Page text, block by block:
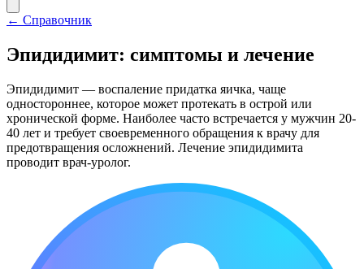
← Справочник
Эпидидимит: симптомы и лечение
Эпидидимит — воспаление придатка яичка, чаще
одностороннее, которое может протекать в острой или
хронической форме. Наиболее часто встречается у мужчин 20-
40 лет и требует своевременного обращения к врачу для
предотвращения осложнений. Лечение эпидидимита
проводит врач-уролог.